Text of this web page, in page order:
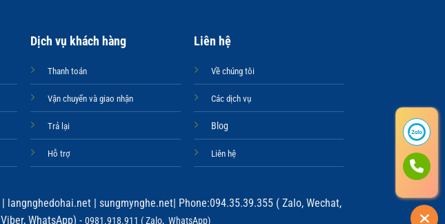
Dịch vụ khách hàng
Thanh toán
Vận chuyển và giao nhận
Trả lại
Hỗ trợ
Liên hệ
Về chúng tôi
Các dịch vụ
Blog
Liên hệ
langnghedohai.net sungmynghe.net | Phone:094.35.39.355 ( Zalo, Wechat,
Viber, WhatsApp) - 0981.918.911 ( Zalo, WhatsApp)